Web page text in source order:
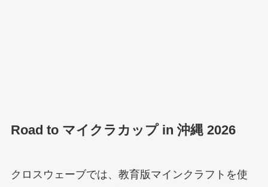
Road to マイクラカップ in 沖縄 2026
クロスウェーブでは、教育版マインクラフトを使